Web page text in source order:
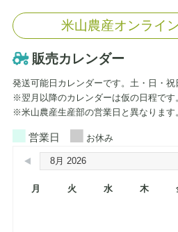
米山農産オンライ
販売カレンダー
発送可能日カレンダーです。土・日・祝
※翌月以降のカレンダーは仮の日程です
※米山農産生産部の営業日と異なります
営業日 お休み
月 火 水 木